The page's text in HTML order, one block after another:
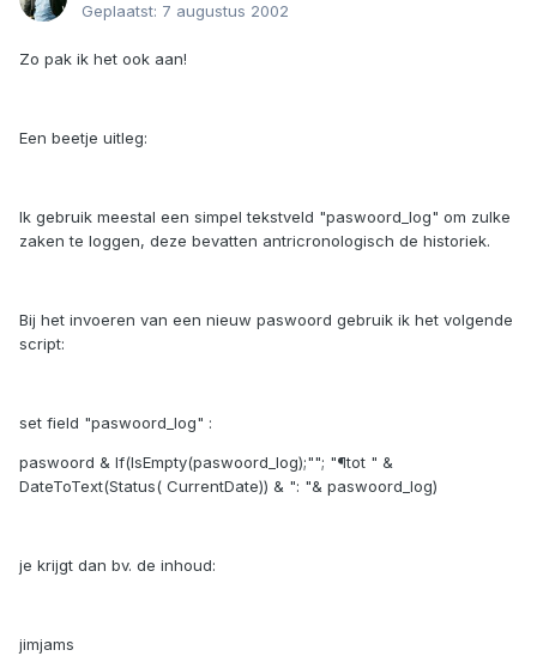
Geplaatst: 7 augustus 2002
Zo pak ik het ook aan!
Een beetje uitleg:
Ik gebruik meestal een simpel tekstveld "paswoord_log" om zulke
zaken te loggen, deze bevatten antricronologisch de historiek.
Bij het invoeren van een nieuw paswoord gebruik ik het volgende
script:
set field "paswoord_log" :
paswoord & If(IsEmpty(paswoord_log);""; "¶tot " &
DateToText(Status( CurrentDate)) & ": "& paswoord_log)
je krijgt dan bv. de inhoud:
jimjams